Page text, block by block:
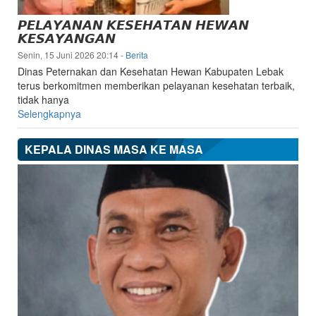
dan
Kesehatan
Hewan
Kabupaten
Lebak
𝙋𝙀𝙇𝘼𝙔𝘼𝙉𝘼𝙉 𝙆𝙀𝙎𝙀𝙃𝘼𝙏𝘼𝙉 𝙃𝙀𝙒𝘼𝙉
𝙆𝙀𝙎𝘼𝙔𝘼𝙉𝙂𝘼𝙉
Senin, 15 Juni 2026 20:14- Berita
Dinas Peternakan dan Kesehatan Hewan Kabupaten Lebak
terus berkomitmen memberikan pelayanan kesehatan terbaik,
tidak hanya
Selengkapnya
KEPALA DINAS MASA KE MASA